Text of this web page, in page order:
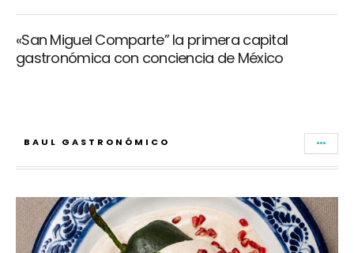
«San Miguel Comparte” la primera capital
gastronómica con conciencia de México
BAUL GASTRONÓMICO